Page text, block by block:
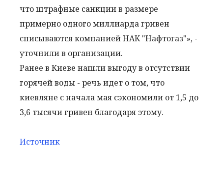
что штрафные санкции в размере
примерно одного миллиарда гривен
списываются компанией НАК "Нафтогаз"», -
уточнили в организации.
Ранее в Киеве нашли выгоду в отсутствии
горячей воды - речь идет о том, что
киевляне с начала мая сэкономили от 1,5 до
3,6 тысячи гривен благодаря этому.
Источник